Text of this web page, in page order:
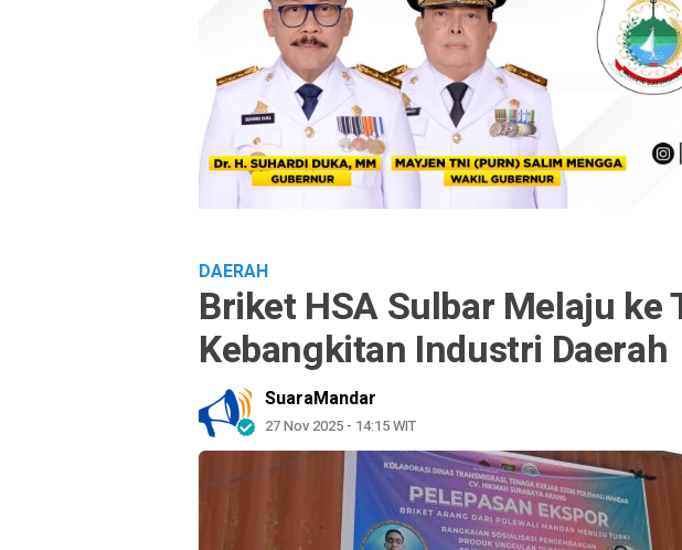
DAERAH
Briket HSA Sulbar Melaju ke
Kebangkitan Industri Daerah
SuaraMandar
27 Nov 2025 - 14:15 WIT